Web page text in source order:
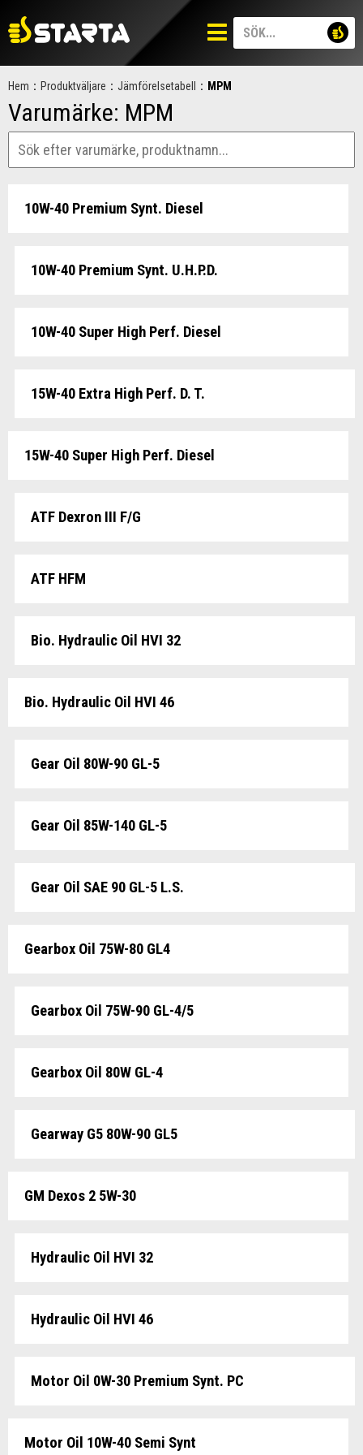
Hem : Produktväljare : Jämförelsetabell : MPM
Varumärke: MPM
10W-40 Premium Synt. Diesel
10W-40 Premium Synt. U.H.P.D.
10W-40 Super High Perf. Diesel
15W-40 Extra High Perf. D. T.
15W-40 Super High Perf. Diesel
ATF Dexron III F/G
ATF HFM
Bio. Hydraulic Oil HVI 32
Bio. Hydraulic Oil HVI 46
Gear Oil 80W-90 GL-5
Gear Oil 85W-140 GL-5
Gear Oil SAE 90 GL-5 L.S.
Gearbox Oil 75W-80 GL4
Gearbox Oil 75W-90 GL-4/5
Gearbox Oil 80W GL-4
Gearway G5 80W-90 GL5
GM Dexos 2 5W-30
Hydraulic Oil HVI 32
Hydraulic Oil HVI 46
Motor Oil 0W-30 Premium Synt. PC
Motor Oil 10W-40 Semi Synt